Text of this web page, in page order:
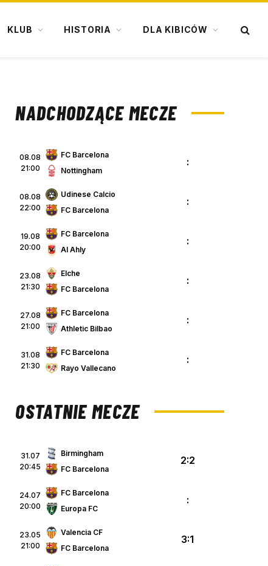
KLUB HISTORIA DLA KIBICÓW
NADCHODZĄCE MECZE
08.08
21:00
FC Barcelona
Nottingham
:
08.08
22:00
Udinese Calcio
FC Barcelona
:
19.08
20:00
FC Barcelona
Al Ahly
:
23.08
21:30
Elche
FC Barcelona
:
27.08
21:00
FC Barcelona
Athletic Bilbao
:
31.08
21:30
FC Barcelona
Rayo Vallecano
:
OSTATNIE MECZE
31.07
20:45
Birmingham
FC Barcelona
2:2
24.07
20:00
FC Barcelona
Europa FC
:
23.05
21:00
Valencia CF
FC Barcelona
3:1